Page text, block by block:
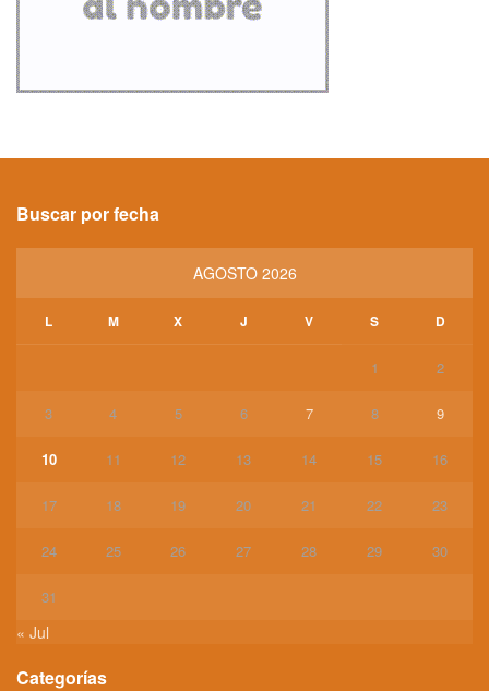
Buscar por fecha
AGOSTO 2026
L M X J V S D
1 2
3 4 5 6 7 8 9
10 11 12 13 14 15 16
17 18 19 20 21 22 23
24 25 26 27 28 29 30
31
« Jul
Categorías